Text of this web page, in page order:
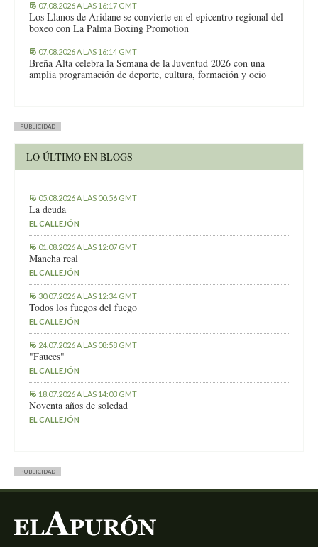
07.08.2026 A LAS 16:17 GMT
Los Llanos de Aridane se convierte en el epicentro regional del
boxeo con La Palma Boxing Promotion
07.08.2026 A LAS 16:14 GMT
Breña Alta celebra la Semana de la Juventud 2026 con una
amplia programación de deporte, cultura, formación y ocio
PUBLICIDAD
LO ÚLTIMO EN BLOGS
05.08.2026 A LAS 00:56 GMT
La deuda
EL CALLEJÓN
01.08.2026 A LAS 12:07 GMT
Mancha real
EL CALLEJÓN
30.07.2026 A LAS 12:34 GMT
Todos los fuegos del fuego
EL CALLEJÓN
24.07.2026 A LAS 08:58 GMT
"Fauces"
EL CALLEJÓN
18.07.2026 A LAS 14:03 GMT
Noventa años de soledad
EL CALLEJÓN
PUBLICIDAD